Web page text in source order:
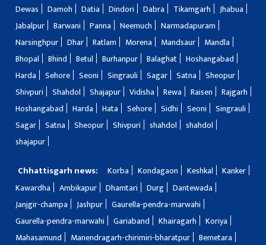
Dewas
Damoh Datia Dindori Dabra Tikamgarh
Jhabua
Jabalpur
Barwani Panna Neemuch
Narmadapuram
Narsinghpur
Dhar Ratlam Morena Mandsaur
Mandla
Bhopal
Bhind Betul Burhanpur Balaghat
Hoshangabad
Harda
Sehore Seoni Singrauli Sagar Satna
Sheopur
Shivpuri
Shahdol Shajapur Vidisha Rewa Raisen
Rajgarh
Hoshangabad
Harda Hata Sehore Sidhi Seoni
Singrauli
Sagar
Satna Sheopur Shivpuri shahdol
shahdol
shajapur
Chhattisgarh news: Korba Kondagaon Keshkal
Kanker
Kawardha
Ambikapur Dhamtari Durg
Dantewada
Janjgir-champa
Jashpur
Gaurella-pendra-marwahi
Gaurella-pendra-marwahi
Gariaband Khairagarh
Koriya
Mahasamund
Manendragarh-chirimiri-bharatpur
Bemetara